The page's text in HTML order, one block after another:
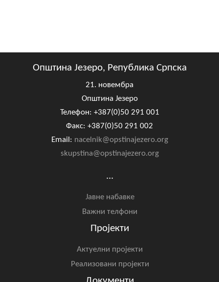
Општина Језеро, Република Српска
21. новембра
Општина Језеро
Телефон: +387(0)50 291 001
Факс: +387(0)50 291 002
Email: nacelnik@opstinajezero.org
skupstina@opstinajezero.org
...
Јавне набавке
Важни телфони
Пројекти
Актуелни пројекти
Реализовани пројекти